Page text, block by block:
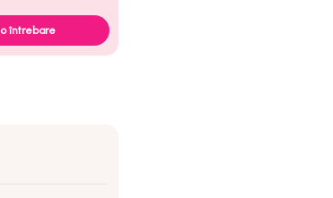
întrebare